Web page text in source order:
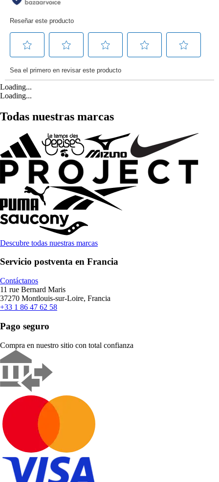
Loading...
Loading...
Todas nuestras marcas
Descubre todas nuestras marcas
Servicio postventa en Francia
Contáctanos
11 rue Bernard Maris
37270 Montlouis-sur-Loire, Francia
+33 1 86 47 62 58
Pago seguro
Compra en nuestro sitio con total confianza